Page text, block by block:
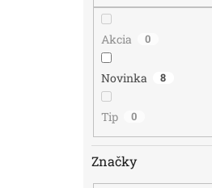
Akcia 0
Novinka 8
Tip 0
Značky